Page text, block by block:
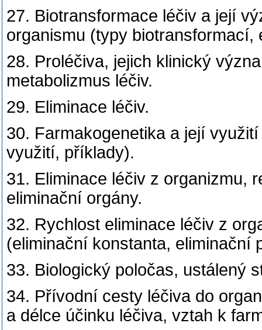
27. Biotransformace léčiv a její
organismu (typy
28. Proléčiva, jejich klinický
metabolizmus léčiv.
29. Eliminace léčiv.
30. Farmakogenetika a její
využití, příklady).
31. Eliminace léčiv z organizmu,
eliminační orgány.
32. Rychlost eliminace léčiv z
(eliminační konstanta, eliminační
33. Biologický poločas, ustálený
34. Přívodní cesty léčiva do
a délce účinku léčiva, vztah k